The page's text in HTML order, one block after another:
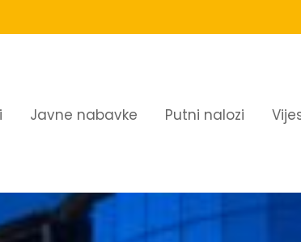
Javne nabavke Putni nalozi